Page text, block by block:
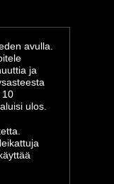
avulla.
ja
10
ulos.